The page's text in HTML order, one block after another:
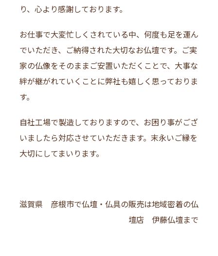
り、心より感謝しております。
お仕事で大変忙しくされている中、何度も足を運ん
でいただき、ご納得された大切なお仏壇です。ご実
家の仏像をそのままご安置いただくことで、大事な
絆が継がれていくことに弊社も嬉しく思っておりま
す。
自社工場で製造しておりますので、お困り事がござ
いましたら対応させていただきます。末永いご縁を
大切にしてまいります。
滋賀県 彦根市で仏壇・仏具の販売は地域密着の仏
壇店 伊藤仏壇まで